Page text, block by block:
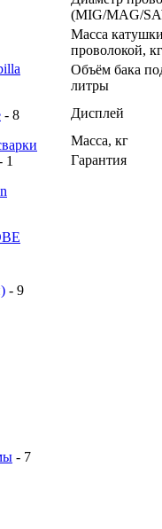
- 8
1
- 9
- 7
(MIG/MAG/
Масса
проволокой, кг
Объём бака
литры
Дисплей
Масса, кг
Гарантия